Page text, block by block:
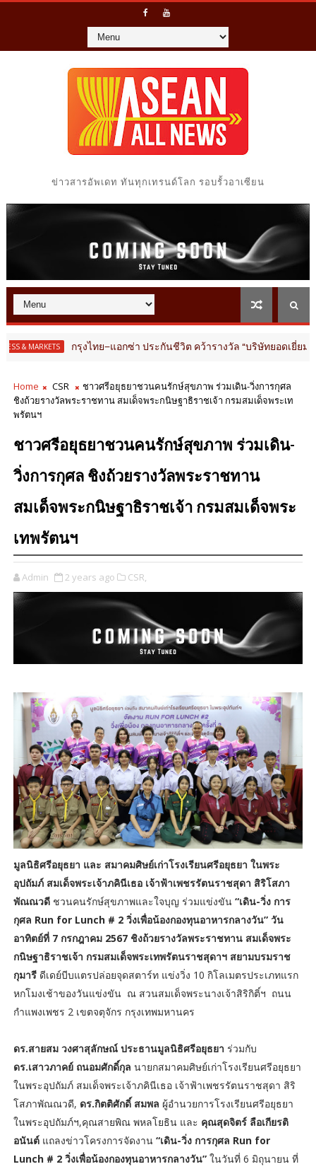
ข่าวสารอัพเดท ทันทุกเทรนด์โลก รอบรั้วอาเซียน
กรุงไทย–แอกซ่า ประกันชีวิต คว้ารางวัล “บริษัทยอดเยี่ยมด้านประกันสุข
Home CSR
ชาวศรีอยุธยาชวนคนรักษ์สุขภาพ ร่วมเดิน-วิ่งการกุศล
ชิงถ้วยรางวัลพระราชทาน สมเด็จพระกนิษฐาธิราชเจ้า กรมสมเด็จพระเท
พรัตนฯ
ชาวศรีอยุธยาชวนคนรักษ์สุขภาพ ร่วมเดิน-
วิ่งการกุศล ชิงถ้วยรางวัลพระราชทาน
สมเด็จพระกนิษฐาธิราชเจ้า กรมสมเด็จพระ
เทพรัตนฯ
Admin 2 years ago CSR,
มูลนิธิศรีอยุธยา และ สมาคมศิษย์เก่าโรงเรียนศรีอยุธยา ในพระ
อุปถัมภ์ สมเด็จพระเจ้าภคินีเธอ เจ้าฟ้าเพชรรัตนราชสุดา สิริโสภา
พัณณวดีชวนคนรักษ์สุขภาพและใจบุญ ร่วมแข่งขัน “เดิน-วิ่ง การ
กุศล Run for Lunch # 2 วิ่งเพื่อน้องกองทุนอาหารกลางวัน” วัน
อาทิตย์ที่ 7 กรกฎาคม 2567 ชิงถ้วยรางวัลพระราชทาน สมเด็จพระ
กนิษฐาธิราชเจ้า กรมสมเด็จพระเทพรัตนราชสุดาฯ สยามบรมราช
กุมารีดีเดย์บีบแตรปล่อยจุดสตาร์ท แข่งวิ่ง 10 กิโลเมตรประเภทแรก
หกโมงเช้าของวันแข่งขัน ณ สวนสมเด็จพระนางเจ้าสิริกิติ์ฯ ถนน
กำแพงเพชร 2 เขตจตุจักร กรุงเทพมหานคร
ดร.สายสม วงศาสุลักษณ์ ประธานมูลนิธิศรีอยุธยา ร่วมกับ
ดร.เสาวภาคย์ ถนอมศักดิ์กุล นายกสมาคมศิษย์เก่าโรงเรียนศรีอยุธยา
ในพระอุปถัมภ์ สมเด็จพระเจ้าภคินีเธอ เจ้าฟ้าเพชรรัตนราชสุดา สิริ
โสภาพัณณวดี, ดร.กิตติศักดิ์ สมพล ผู้อำนวยการโรงเรียนศรีอยุธยา
ในพระอุปถัมภ์ฯ,คุณสายพิณ พหลโยธิน และ คุณสุดจิตร์ ลือเกียรติ
อนันต์แถลงข่าวโครงการจัดงาน “เดิน-วิ่ง การกุศล Run for
Lunch # 2 วิ่งเพื่อน้องกองทุนอาหารกลางวัน”ในวันที่ 6 มิถุนายน ที่